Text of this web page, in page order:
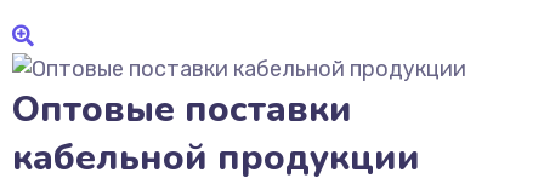
Оптовые поставки
кабельной продукции